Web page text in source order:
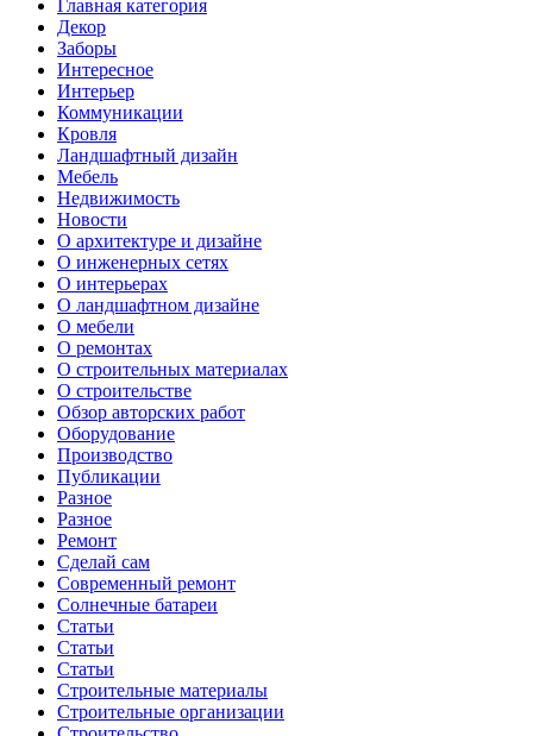
Главная категория
Декор
Заборы
Интересное
Интерьер
Коммуникации
Кровля
Ландшафтный дизайн
Мебель
Недвижимость
Новости
О архитектуре и дизайне
О инженерных сетях
О интерьерах
О ландшафтном дизайне
О мебели
О ремонтах
О строительных материалах
О строительстве
Обзор авторских работ
Оборудование
Производство
Публикации
Разное
Разное
Ремонт
Сделай сам
Современный ремонт
Солнечные батареи
Статьи
Статьи
Статьи
Строительные материалы
Строительные организации